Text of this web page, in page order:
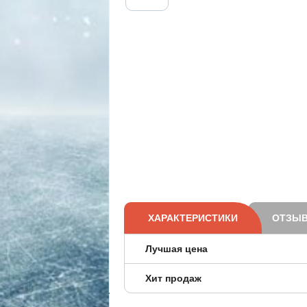
ХАРАКТЕРИСТИКИ
Лучшая цена
Хит продаж